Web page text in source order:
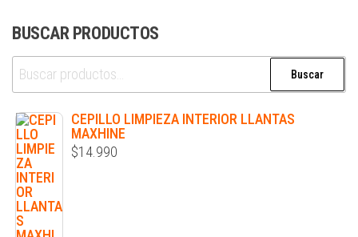
BUSCAR PRODUCTOS
Buscar
CEPILLO LIMPIEZA INTERIOR LLANTAS
MAXHINE
$14.990